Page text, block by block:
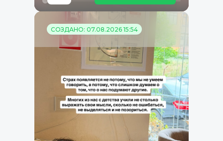
СОЗДАНО: 07.08.2026 15:54